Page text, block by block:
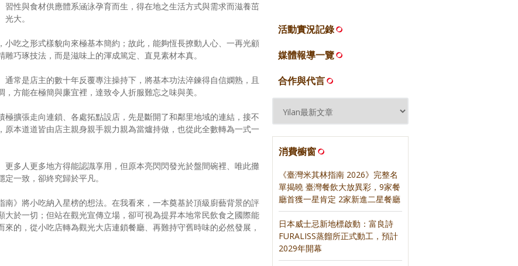
習性與食材供應體系涵泳孕育而生，得在地之生活方式與需求而滋養茁
大。
吃之形式樣貌向來極基本簡約；故此，能夠恆長撩動人心、一再光顧
巧琢技法，而是滋味上的渾成篤定、直見素材本真。
常是店主的數十年反覆專注操持下，將基本功法淬鍊得自信嫻熟，且
方能在極簡與廉宜裡，達致令人折服難忘之味與美。
擴張走向連鎖、各處拓點設店，先是斷開了和鄰里地域的連結，接不
本道道皆由店主親身親手親力親為當爐持做，也從此全數轉為一式一
多人更多地方得能認識享用，但原本亮閃閃發光於盤間碗裡、唯此攤
一致，卻終究歸於平凡。
南》將小吃納入星榜的想法。在我看來，一本奠基於頂級廚藝背景的評
於一切；但站在觀光宣傳立場，卻可視為提昇本地常民飲食之國際能
的，從小吃店轉為觀光大店連鎖餐廳、再難持守舊時味的必然發展，
活動實況記錄
媒體報導一覽
合作與代言
消費櫥窗
《臺灣米其林指南 2026》完整名
單揭曉 臺灣餐飲大放異彩，9家餐
廳首獲一星肯定 2家新進二星餐廳
日本威士忌新地標啟動：富良詩
FURALISS蒸餾所正式動工，預計
2029年開幕